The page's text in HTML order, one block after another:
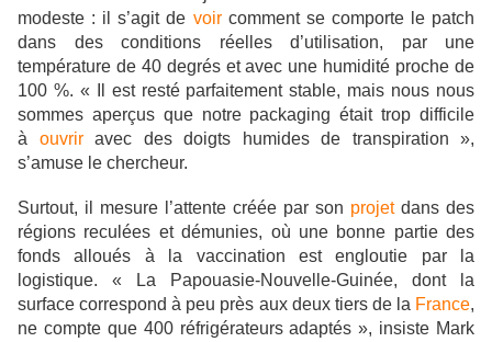
modeste : il s’agit de voircomment se comporte le patch
dans des conditions réelles d’utilisation, par une
température de 40 degrés et avec une humidité proche de
100 %. « Il est resté parfaitement stable, mais nous nous
sommes aperçus que notre packaging était trop difficile
à ouvriravec des doigts humides de transpiration »,
s’amuse le chercheur.
Surtout, il mesure l’attente créée par son projetdans des
régions reculées et démunies, où une bonne partie des
fonds alloués à la vaccination est engloutie par la
logistique. « La Papouasie-Nouvelle-Guinée, dont la
surface correspond à peu près aux deux tiers de la France,
ne compte que 400 réfrigérateurs adaptés », insiste Mark